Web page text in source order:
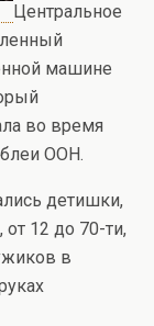
Центральное
машине
во время
ООН.
детишки,
от 12 до 70-ти,
в